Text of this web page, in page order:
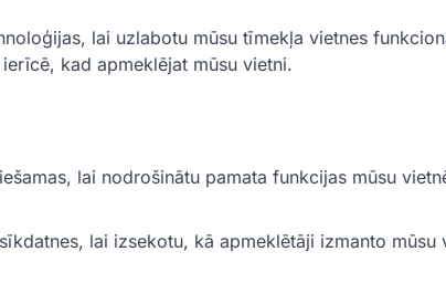
lai uzlabotu mūsu tīmekļa vietnes
kad apmeklējat mūsu vietni.
lai nodrošinātu pamata funkcijas mūsu
lai izsekotu, kā apmeklētāji izmanto mūsu